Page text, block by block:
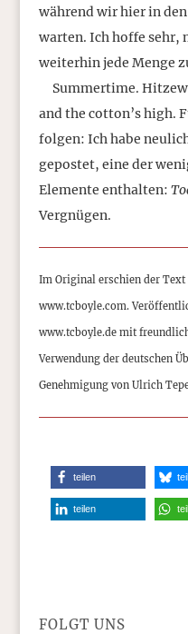
während wir hier in den
warten. Ich hoffe sehr,
weiterhin jede Menge
Summertime.
and the cotton’s high.
folgen: Ich habe
gepostet, eine der
Elemente enthalten:
Vergnügen.
Im Original erschien der Text
www.tcboyle.com.
www.tcboyle.de mit
Verwendung der deutschen
Genehmigung von Ulrich
teilen
teilen
FOLGT UNS